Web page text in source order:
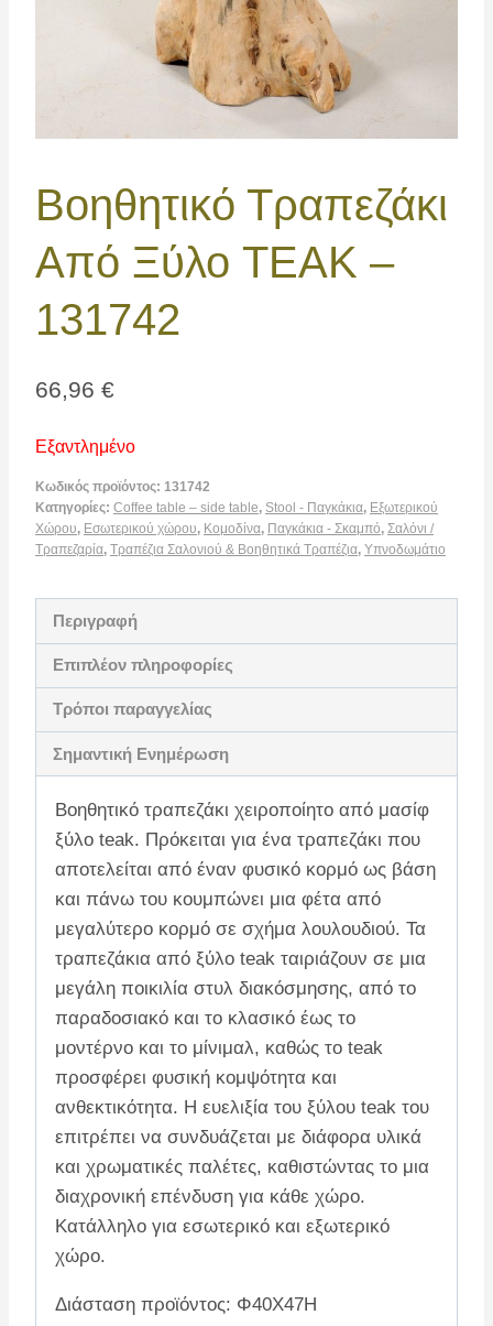
Βοηθητικό Τραπεζάκι
Από Ξύλο TEAK –
131742
66,96 €
Εξαντλημένο
Κωδικός προϊόντος: 131742
Κατηγορίες: Coffee table – side table, Stool - Παγκάκια, Εξωτερικού
Χώρου, Εσωτερικού χώρου, Κομοδίνα, Παγκάκια - Σκαμπό, Σαλόνι /
Τραπεζαρία, Τραπέζια Σαλονιού & Βοηθητικά Τραπέζια, Υπνοδωμάτιο
Περιγραφή
Επιπλέον πληροφορίες
Τρόποι παραγγελίας
Σημαντική Ενημέρωση
Βοηθητικό τραπεζάκι χειροποίητο από μασίφ
ξύλο teak. Πρόκειται για ένα τραπεζάκι που
αποτελείται από έναν φυσικό κορμό ως βάση
και πάνω του κουμπώνει μια φέτα από
μεγαλύτερο κορμό σε σχήμα λουλουδιού. Τα
τραπεζάκια από ξύλο teak ταιριάζουν σε μια
μεγάλη ποικιλία στυλ διακόσμησης, από το
παραδοσιακό και το κλασικό έως το
μοντέρνο και το μίνιμαλ, καθώς το teak
προσφέρει φυσική κομψότητα και
ανθεκτικότητα. Η ευελιξία του ξύλου teak του
επιτρέπει να συνδυάζεται με διάφορα υλικά
και χρωματικές παλέτες, καθιστώντας το μια
διαχρονική επένδυση για κάθε χώρο.
Κατάλληλο για εσωτερικό και εξωτερικό
χώρο.
Διάσταση προϊόντος: Φ40X47H